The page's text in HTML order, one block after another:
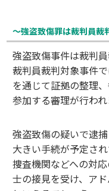
～強盗致傷罪は裁判員裁
強盗致傷事件は裁判員
裁判員裁判対象事件
を通じて証拠の整理
参加する審理が行われ
強盗致傷の疑いで逮
大きい手続が予定され
捜査機関などへの対
士の接見を受け、ア